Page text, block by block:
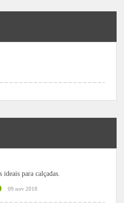
ideais para calçadas.
09 nov 2018